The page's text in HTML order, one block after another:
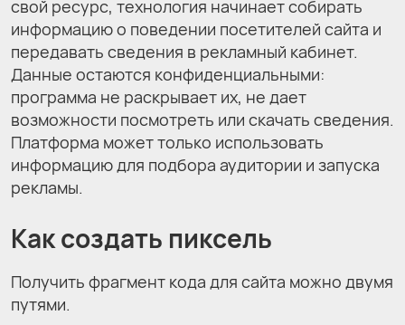
свой ресурс, технология начинает собирать
информацию о поведении посетителей сайта и
передавать сведения в рекламный кабинет.
Данные остаются конфиденциальными:
программа не раскрывает их, не дает
возможности посмотреть или скачать сведения.
Платформа может только использовать
информацию для подбора аудитории и запуска
рекламы.
Как создать пиксель
Получить фрагмент кода для сайта можно двумя
путями.